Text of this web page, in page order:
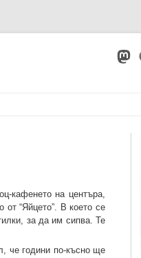
кафенето на центъра,
“Яйцето”. В което се
за да им сипва. Те
че години по-късно ще